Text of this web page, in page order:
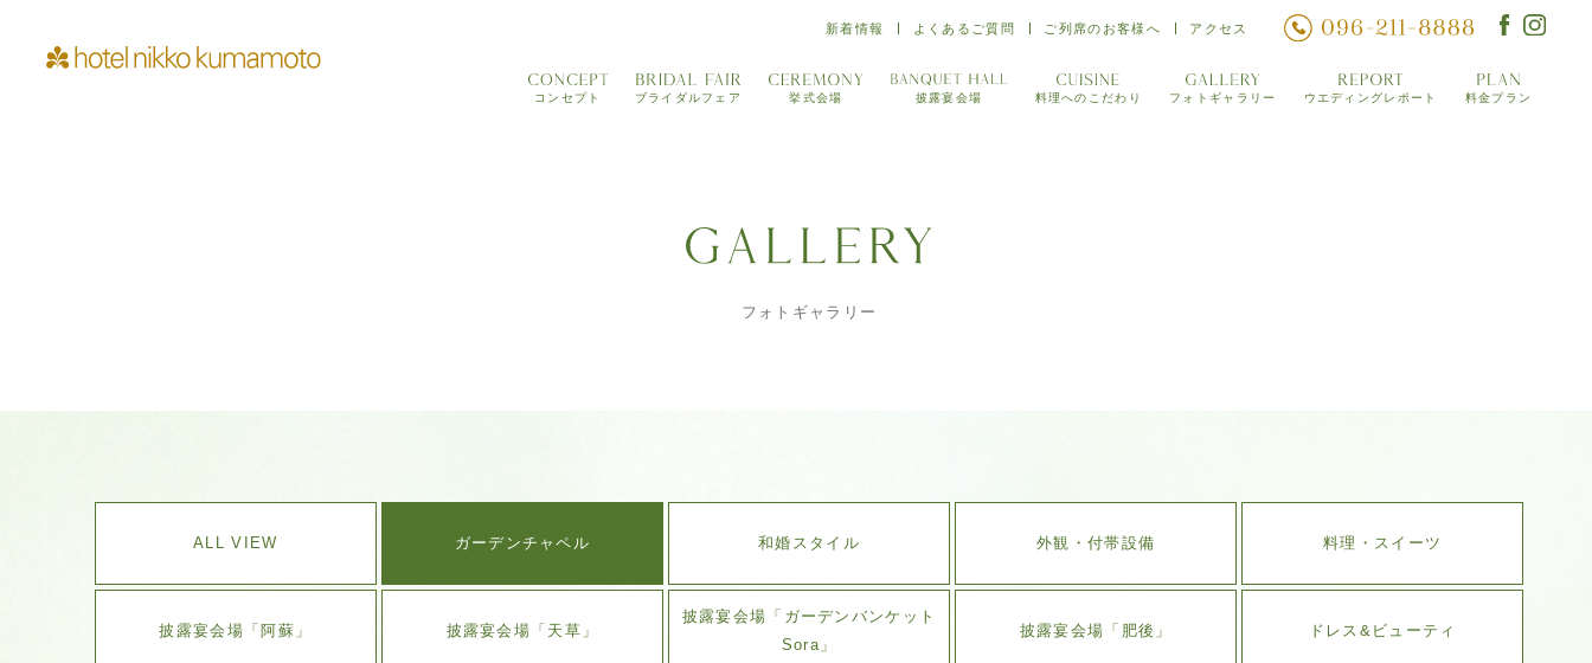
新着情報 よくあるご質問 ご列席のお客様へ アクセス
コンセプト ブライダルフェア 挙式会場 披露宴会場 料理へのこだわり フォトギャラリー ウエディングレポート 料金プラン
フォトギャラリー
ALL VIEW ガーデンチャペル 和婚スタイル 外観・付帯設備 料理・スイーツ
披露宴会場「阿蘇」 披露宴会場「天草」
披露宴会場「ガーデンバンケット
Sora」
披露宴会場「肥後」 ドレス&ビューティ